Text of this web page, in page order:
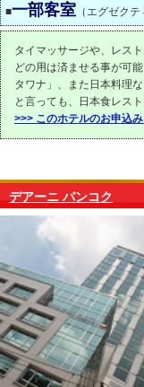
■一部客室 （エグゼクテ
タイマッサージや、レス
どの用は済ませる事が可
タワナ」、また日本料理
と言っても、日本食レス
>>> このホテルのお申込
デアーニ バンコク